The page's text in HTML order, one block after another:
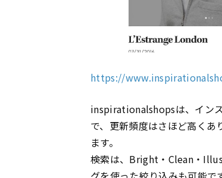
https://
inspirationalshopsは、イン
で、更新頻度はさほど高く
ます。
検索は、Bright・Clean・